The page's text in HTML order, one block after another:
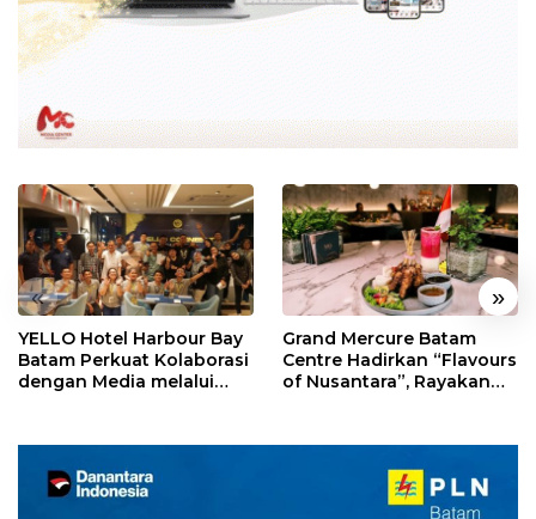
« »
YELLO Hotel Harbour Bay
Batam Perkuat Kolaborasi
dengan Media melalui
Grand Mercure Batam
Centre Hadirkan “Flavours
of Nusantara”, Rayakan